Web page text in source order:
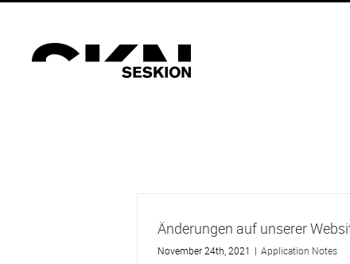
Zum
Änderungen auf unserer
November 24th, 2021 | Application Notes